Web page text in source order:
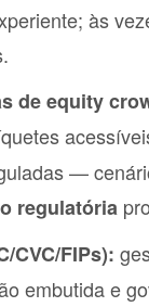
às
de equity
—
regulatória
CVC/FIPs):
embutida e